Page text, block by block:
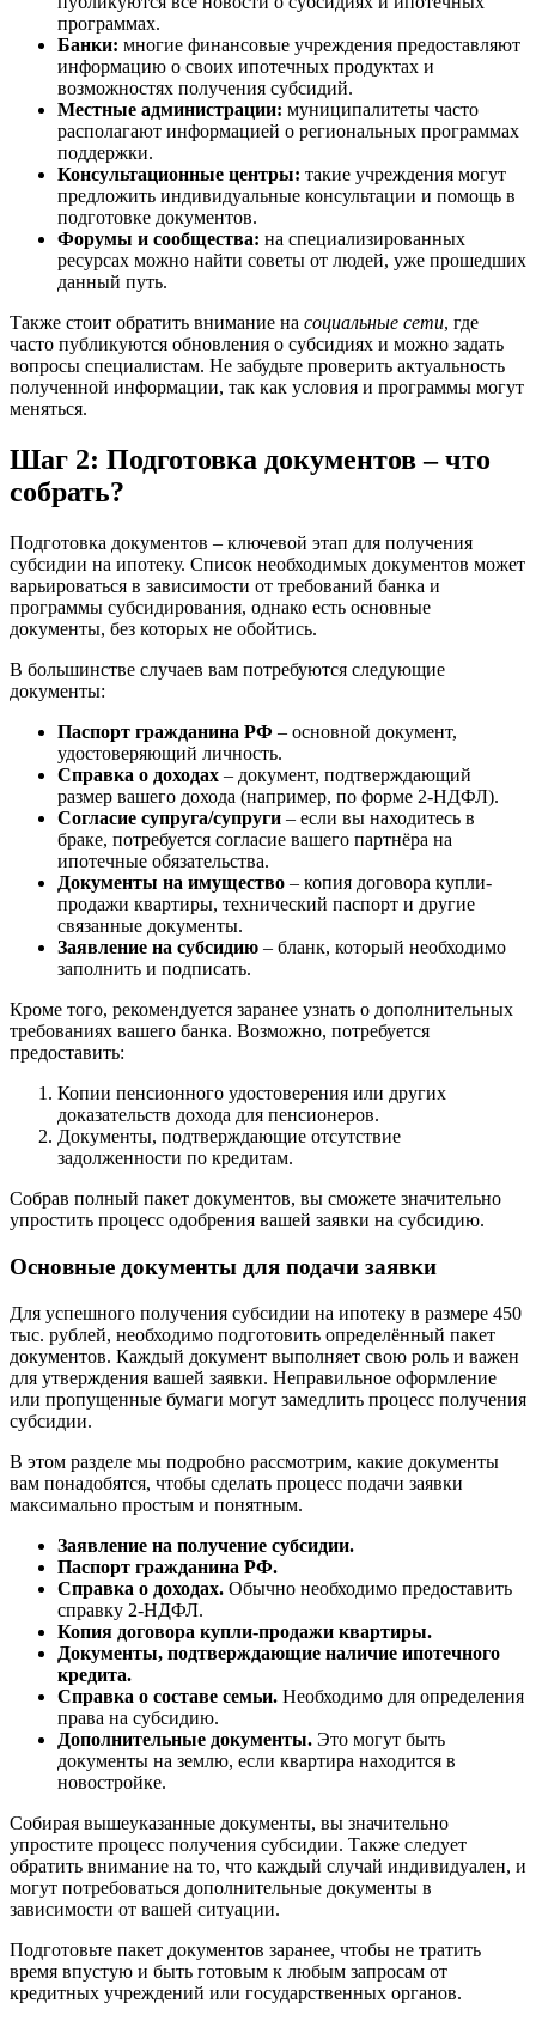
программах.
Банки: многие финансовые учреждения предоставляют
информацию о своих ипотечных продуктах и
возможностях получения субсидий.
Местные администрации: муниципалитеты часто
располагают информацией о региональных программах
поддержки.
Консультационные центры: такие учреждения могут
предложить индивидуальные консультации и помощь в
подготовке документов.
Форумы и сообщества: на специализированных
ресурсах можно найти советы от людей, уже прошедших
данный путь.
Также стоит обратить внимание на социальные сети, где
часто публикуются обновления о субсидиях и можно задать
вопросы специалистам. Не забудьте проверить актуальность
полученной информации, так как условия и программы могут
меняться.
Шаг 2: Подготовка документов – что
собрать?
Подготовка документов – ключевой этап для получения
субсидии на ипотеку. Список необходимых документов может
варьироваться в зависимости от требований банка и
программы субсидирования, однако есть основные
документы, без которых не обойтись.
В большинстве случаев вам потребуются следующие
документы:
Паспорт гражданина РФ – основной документ,
удостоверяющий личность.
Справка о доходах – документ, подтверждающий
размер вашего дохода (например, по форме 2-НДФЛ).
Согласие супруга/супруги – если вы находитесь в
браке, потребуется согласие вашего партнёра на
ипотечные обязательства.
Документы на имущество – копия договора купли-
продажи квартиры, технический паспорт и другие
связанные документы.
Заявление на субсидию – бланк, который необходимо
заполнить и подписать.
Кроме того, рекомендуется заранее узнать о дополнительных
требованиях вашего банка. Возможно, потребуется
предоставить:
Копии пенсионного удостоверения или других
доказательств дохода для пенсионеров.
Документы, подтверждающие отсутствие
задолженности по кредитам.
Собрав полный пакет документов, вы сможете значительно
упростить процесс одобрения вашей заявки на субсидию.
Основные документы для подачи заявки
Для успешного получения субсидии на ипотеку в размере 450
тыс. рублей, необходимо подготовить определённый пакет
документов. Каждый документ выполняет свою роль и важен
для утверждения вашей заявки. Неправильное оформление
или пропущенные бумаги могут замедлить процесс получения
субсидии.
В этом разделе мы подробно рассмотрим, какие документы
вам понадобятся, чтобы сделать процесс подачи заявки
максимально простым и понятным.
Заявление на получение субсидии.
Паспорт гражданина РФ.
Справка о доходах. Обычно необходимо предоставить
справку 2-НДФЛ.
Копия договора купли-продажи квартиры.
Документы, подтверждающие наличие ипотечного
кредита.
Справка о составе семьи. Необходимо для определения
права на субсидию.
Дополнительные документы. Это могут быть
документы на землю, если квартира находится в
новостройке.
Собирая вышеуказанные документы, вы значительно
упростите процесс получения субсидии. Также следует
обратить внимание на то, что каждый случай индивидуален, и
могут потребоваться дополнительные документы в
зависимости от вашей ситуации.
Подготовьте пакет документов заранее, чтобы не тратить
время впустую и быть готовым к любым запросам от
кредитных учреждений или государственных органов.